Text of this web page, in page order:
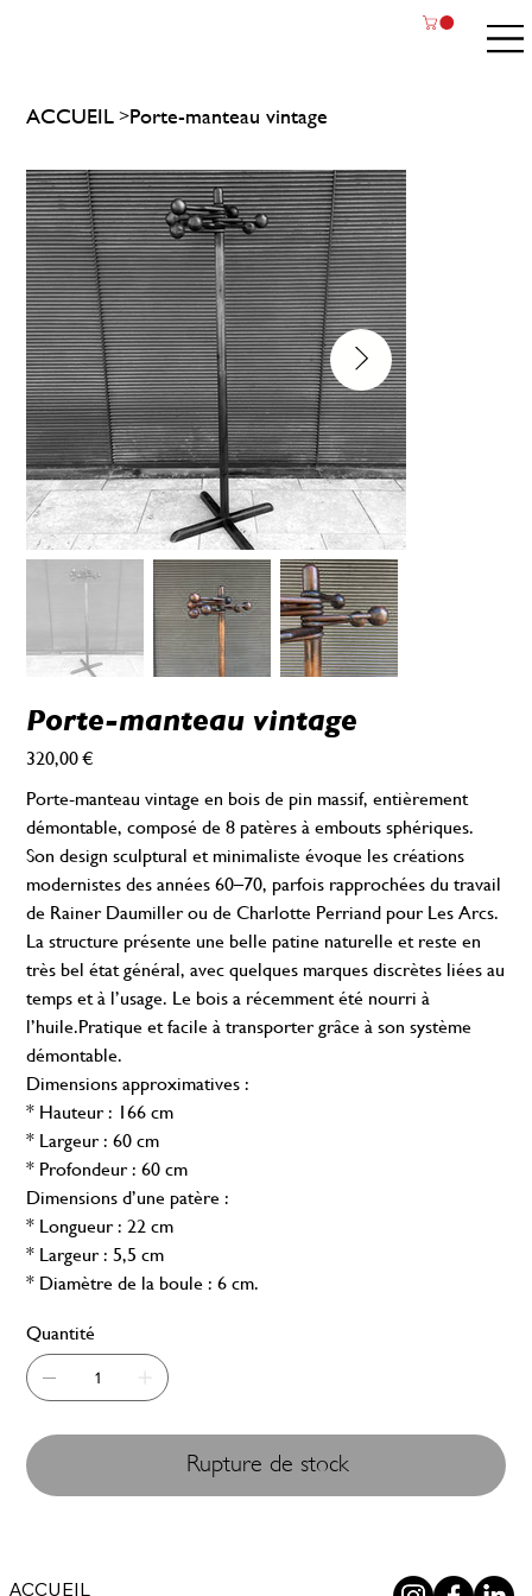
ACCUEIL >Porte-manteau vintage
Porte-manteau vintage
Prix
320,00 €
Porte-manteau vintage en bois de pin massif, entièrement
démontable, composé de 8 patères à embouts sphériques.
Son design sculptural et minimaliste évoque les créations
modernistes des années 60–70, parfois rapprochées du travail
de Rainer Daumiller ou de Charlotte Perriand pour Les Arcs.
La structure présente une belle patine naturelle et reste en
très bel état général, avec quelques marques discrètes liées au
temps et à l’usage. Le bois a récemment été nourri à
l’huile.Pratique et facile à transporter grâce à son système
démontable.
Dimensions approximatives :
* Hauteur : 166 cm
* Largeur : 60 cm
* Profondeur : 60 cm
Dimensions d’une patère :
* Longueur : 22 cm
* Largeur : 5,5 cm
* Diamètre de la boule : 6 cm.
Quantité
Rupture de stock
ACCUEIL